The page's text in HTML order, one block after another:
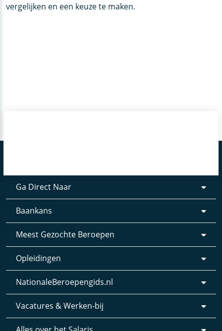
vergelijken en een keuze te maken.
Ga Direct Naar
Baankans
Meest Gezochte Beroepen
Opleidingen
NationaleBeroepengids.nl
Vacatures & Werken-bij